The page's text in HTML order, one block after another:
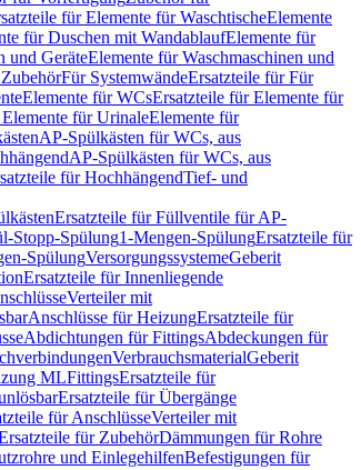
für Elemente für WaschtischeElemente
für Duschen mit WandablaufElemente für
und GeräteElemente für Waschmaschinen und
Für SystemwändeErsatzteile für Für
Elemente für WCsErsatzteile für Elemente für
für UrinaleElemente für
AP-Spülkästen für WCs, aus
AP-Spülkästen für WCs, aus
für HochhängendTief- und
Ersatzteile für Füllventile für AP-
Stopp-Spülung1-Mengen-SpülungErsatzteile für
SpülungVersorgungssystemeGeberit
Ersatzteile für Innenliegende
Verteiler mit
Anschlüsse für HeizungErsatzteile für
Abdichtungen für FittingsAbdeckungen für
VerbrauchsmaterialGeberit
MLFittingsErsatzteile für
Ersatzteile für Übergänge
für AnschlüsseVerteiler mit
für ZubehörDämmungen für Rohre
und EinlegehilfenBefestigungen für